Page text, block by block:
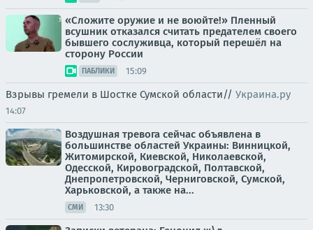
«Сложите оружие и не воюйте!» Пленный
всушник отказался считать предателем своего
бывшего сослуживца, который перешёл на
сторону России
ПАБЛИКИ 15:09
Взрывы гремели в Шостке Сумской области// Украина.ру
14:07
Воздушная тревога сейчас объявлена в
большинстве областей Украины: Винницкой,
Житомирской, Киевской, Николаевской,
Одесской, Кировоградской, Полтавской,
Днепропетровской, Черниговской, Сумской,
Харьковской, а также на...
СМИ 13:30